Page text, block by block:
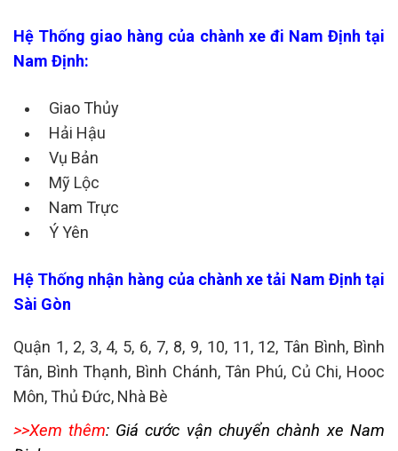
Hệ Thống giao hàng của chành xe đi Nam Định tại
Nam Định:
Giao Thủy
Hải Hậu
Vụ Bản
Mỹ Lộc
Nam Trực
Ý Yên
Hệ Thống nhận hàng của chành xe tải Nam Định tại
Sài Gòn
Quận 1, 2, 3, 4, 5, 6, 7, 8, 9, 10, 11, 12, Tân Bình, Bình
Tân, Bình Thạnh, Bình Chánh, Tân Phú, Củ Chi, Hooc
Môn, Thủ Đức, Nhà Bè
>>Xem thêm: Giá cước vận chuyển chành xe Nam